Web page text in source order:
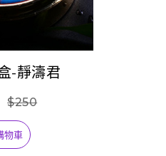
-靜濤君
$250
物車